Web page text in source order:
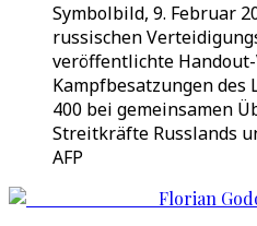
Symbolbild, 9. Februar
russischen
veröffentlichte
Kampfbesatzungen des
400 bei gemeinsamen
Streitkräfte Russlands
AFP
Florian